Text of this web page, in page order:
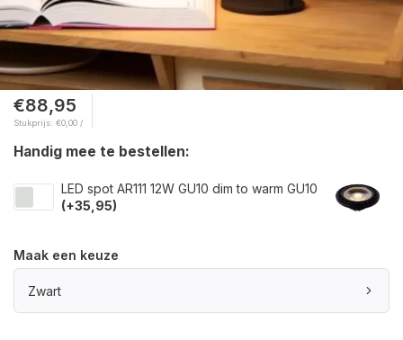
€88,95
Stukprijs: €0,00 /
Handig mee te bestellen:
LED spot AR111 12W GU10 dim to warm GU10
(+35,95)
Maak een keuze
Zwart